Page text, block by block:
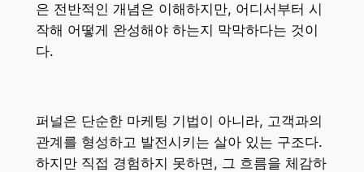
은 전반적인 개념은 이해하지만, 어디서부터 시
작해 어떻게 완성해야 하는지 막막하다는 것이
다.
퍼널은 단순한 마케팅 기법이 아니라, 고객과의
관계를 형성하고 발전시키는 살아 있는 구조다.
하지만 직접 경험하지 못하면, 그 흐름을 체감하